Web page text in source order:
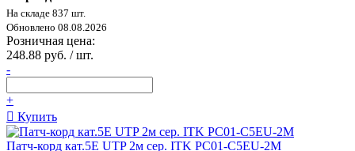
На складе 837 шт.
Обновлено 08.08.2026
Розничная цена:
248.88 руб. / шт.
-
+
Купить
Патч-корд кат.5E UTP 2м сер. ITK PC01-C5EU-2M